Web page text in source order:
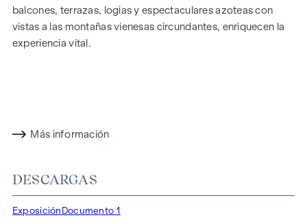
balcones, terrazas, logias y espectaculares azoteas con
vistas a las montañas vienesas circundantes, enriquecen la
experiencia vital.
propiedad no sólo ofrece menores costes energéticos y una
iluminación. Los residentes se benefician de una ubicación
ideal, a pocos minutos a pie de las estaciones de metro
"Ottakring" y "Kendlerstraße", que ofrecen una conexión
Más información
DESCARGAS
Exposición Documento 1